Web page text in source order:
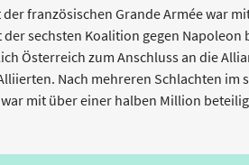
französischen Grande Armée war
sechsten Koalition gegen
Österreich zum Anschluss an die
Nach mehreren Schlachten
mit über einer halben Million